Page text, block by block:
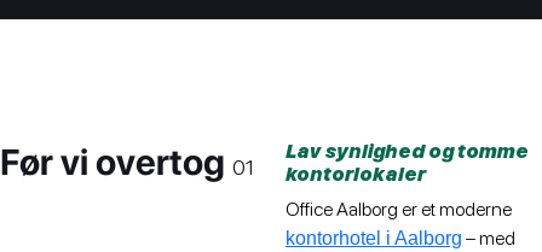
Før vi overtog 01
Lav synlighed og tomme
kontorlokaler
Office Aalborg er et moderne
kontorhotel i Aalborg – med